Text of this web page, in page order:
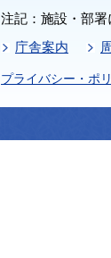
注記：施設・部
庁舎案内
プライバシー・ポ